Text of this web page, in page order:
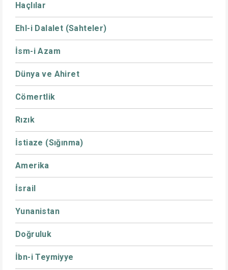
Haçlılar
Ehl-i Dalalet (Sahteler)
İsm-i Azam
Dünya ve Ahiret
Cömertlik
Rızık
İstiaze (Sığınma)
Amerika
İsrail
Yunanistan
Doğruluk
İbn-i Teymiyye